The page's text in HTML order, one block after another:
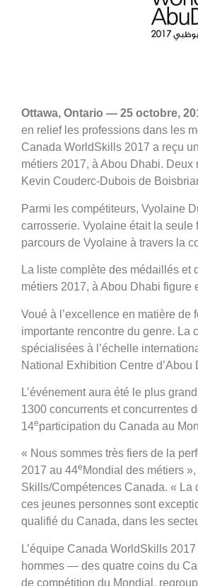
Ottawa, Ontario — 25 octobre,
en relief les professions dans les
Canada WorldSkills 2017 a reçu
métiers 2017, à Abou Dhabi.
Kevin Couderc-Dubois de
Parmi les compétiteurs, Vyolaine
carrosserie. Vyolaine était la seule
parcours de Vyolaine à travers la
La liste complète des médaillés et
métiers 2017, à Abou Dhabi figure
Voué à l’excellence en matière
importante rencontre du genre. La
spécialisées à l’échelle
National Exhibition Centre
L’événement aura été le plus
1300 concurrents et concurrentes
14eparticipation du Canada au
« Nous sommes très fiers de la
2017 au 44e Mondial des métiers
Skills/Compétences Canada. « La
ces jeunes personnes sont
qualifié du Canada, dans les
L’équipe Canada WorldSkills
hommes — des quatre coins du
de compétition du Mondial,